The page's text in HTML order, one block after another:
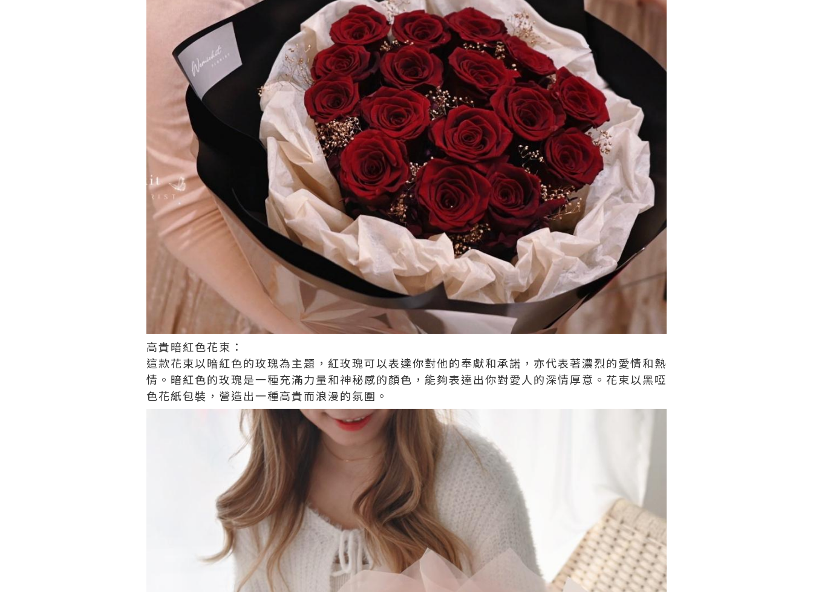
高貴暗紅色花束：
這款花束以暗紅色的玫瑰為主題，紅玫瑰可以表達你對他的奉獻和承諾，亦代表著濃烈的愛情和熱
情。暗紅色的玫瑰是一種充滿力量和神秘感的顏色，能夠表達出你對愛人的深情厚意。花束以黑啞
色花紙包裝，營造出一種高貴而浪漫的氛圍。